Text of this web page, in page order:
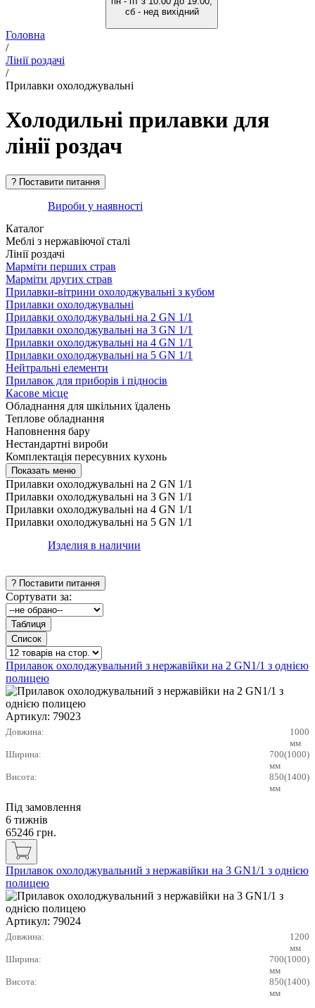
сб - нед вихідний
Головна
/
Лінії роздачі
/
Прилавки охолоджувальні
Холодильні прилавки для
лінії роздач
Вироби у наявності
Каталог
Меблі з нержавіючої сталі
Лінії роздачі
Марміти перших страв
Марміти других страв
Прилавки-вітрини охолоджувальні з кубом
Прилавки охолоджувальні
Прилавки охолоджувальні на 2 GN 1/1
Прилавки охолоджувальні на 3 GN 1/1
Прилавки охолоджувальні на 4 GN 1/1
Прилавки охолоджувальні на 5 GN 1/1
Нейтральні елементи
Прилавок для приборів і підносів
Касове місце
Обладнання для шкільних їдалень
Теплове обладнання
Наповнення бару
Нестандартні вироби
Комплектація пересувних кухонь
Прилавки охолоджувальні на 2 GN 1/1
Прилавки охолоджувальні на 3 GN 1/1
Прилавки охолоджувальні на 4 GN 1/1
Прилавки охолоджувальні на 5 GN 1/1
Изделия в наличии
Сортувати за:
Прилавок охолоджувальний з нержавійки на 2 GN1/1 з однією
полицею
Артикул: 79023
Довжина:
1000
мм
Ширина:
700(1000)
мм
Висота:
850(1400)
мм
Під замовлення
6 тижнів
65246 грн.
Прилавок охолоджувальний з нержавійки на 3 GN1/1 з однією
полицею
Артикул: 79024
Довжина:
1200
мм
Ширина:
700(1000)
мм
Висота:
850(1400)
мм